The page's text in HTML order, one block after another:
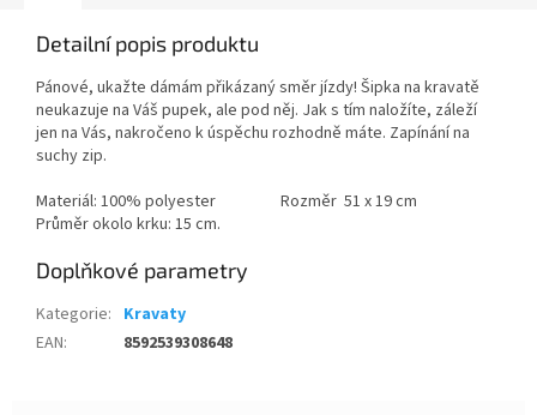
Detailní popis produktu
Pánové, ukažte dámám přikázaný směr jízdy! Šipka na kravatě
neukazuje na Váš pupek, ale pod něj. Jak s tím naložíte, záleží
jen na Vás, nakročeno k úspěchu rozhodně máte. Zapínání na
suchy zip.
Materiál: 100% polyester Rozměr 51 x 19 cm
Průměr okolo krku: 15 cm.
Doplňkové parametry
Kategorie: Kravaty
EAN: 8592539308648